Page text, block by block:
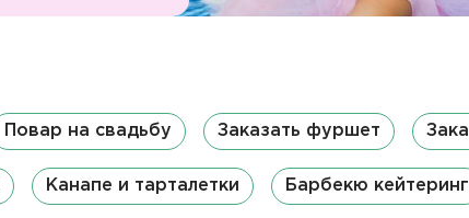
Повар на свадьбу Заказать фуршет
Канапе и тарталетки Барбекю кейтеринг